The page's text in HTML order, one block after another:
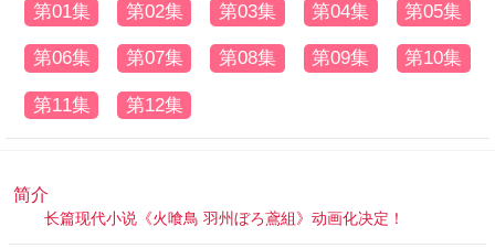
第01集 第02集 第03集 第04集 第05集
第06集 第07集 第08集 第09集 第10集
第11集 第12集
简介
长篇现代小说《火喰鳥 羽州ぼろ鳶組》动画化决定！